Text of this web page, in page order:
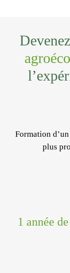
Devenez
Formation d’
plus
1 année